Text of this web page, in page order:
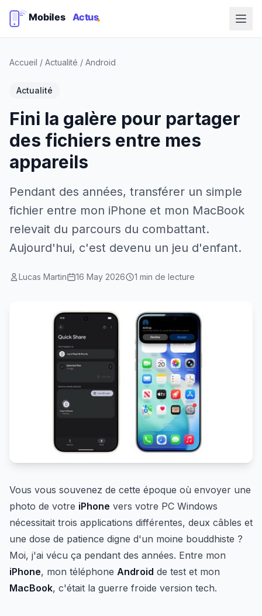
Accueil / Actualité / Android
Actualité
Fini la galère pour partager
des fichiers entre mes
appareils
Pendant des années, transférer un simple
fichier entre mon iPhone et mon MacBook
relevait du parcours du combattant.
Aujourd'hui, c'est devenu un jeu d'enfant.
Lucas Martin 16 May 2026 1 min de lecture
Vous vous souvenez de cette époque où envoyer une
photo de votre iPhone vers votre PC Windows
nécessitait trois applications différentes, deux câbles et
une dose de patience digne d'un moine bouddhiste ?
Moi, j'ai vécu ça pendant des années. Entre mon
iPhone, mon téléphone Android de test et mon
MacBook, c'était la guerre froide version tech.